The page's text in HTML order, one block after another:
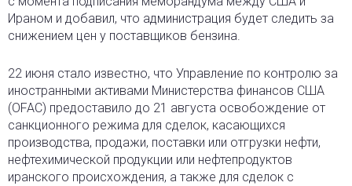
Ираном и добавил, что администрация будет следить за
снижением цен у поставщиков бензина.
22 июня стало известно, что Управление по контролю за
иностранными активами Министерства финансов США
(OFAC) предоставило до 21 августа освобождение от
санкционного режима для сделок, касающихся
производства, продажи, поставки или отгрузки нефти,
нефтехимической продукции или нефтепродуктов
иранского происхождения, а также для сделок с